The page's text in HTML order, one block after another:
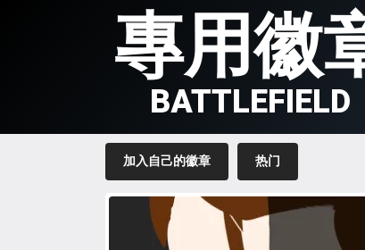
專用徽
BATTLEFIELD
加入自己的徽章 热门